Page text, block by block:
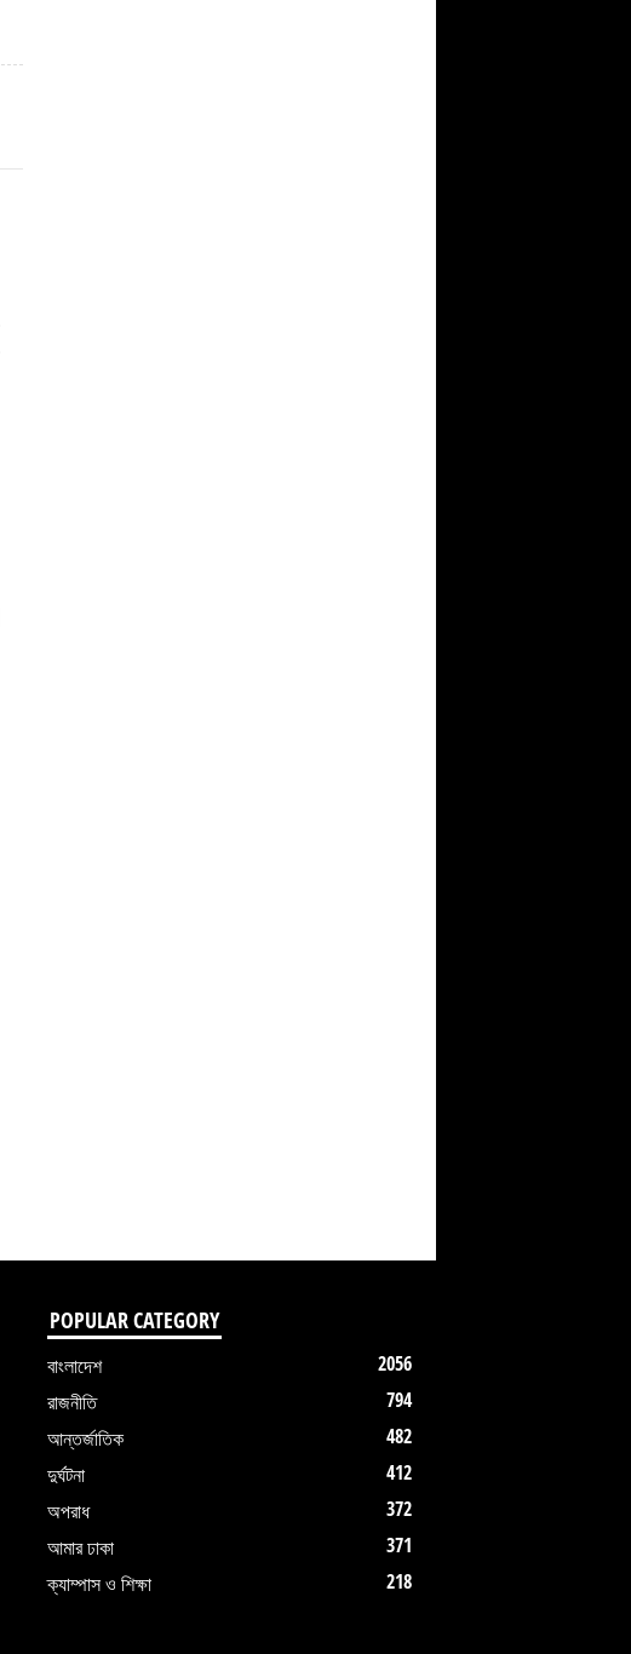
POPULAR CATEGORY
বাংলাদেশ
2056
রাজনীতি
794
আন্তর্জাতিক
482
দুর্ঘটনা
412
অপরাধ
372
আমার ঢাকা
371
ক্যাম্পাস ও শিক্ষা
218